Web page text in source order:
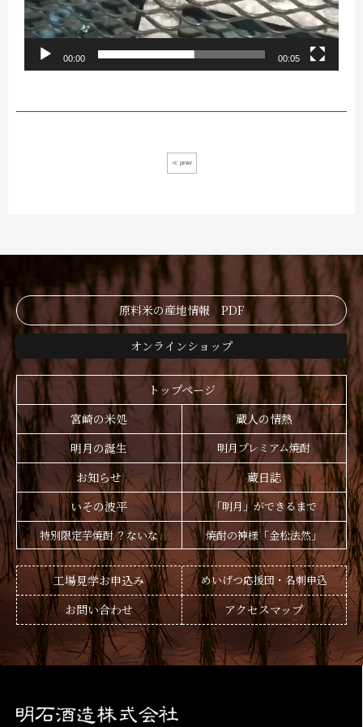
00:00 00:05
≪ prev
原料米の産地情報 PDF
オンラインショップ
トップページ
宮崎の米処
蔵人の情熱
明月の誕生
明月プレミアム焼酎
お知らせ
蔵日誌
いその波平
「明月」ができるまで
特別限定芋焼酎 ？ないな
焼酎の神様「金松法然」
工場見学お申込み めいげつ応援団・名刺申込
お問い合わせ アクセスマップ